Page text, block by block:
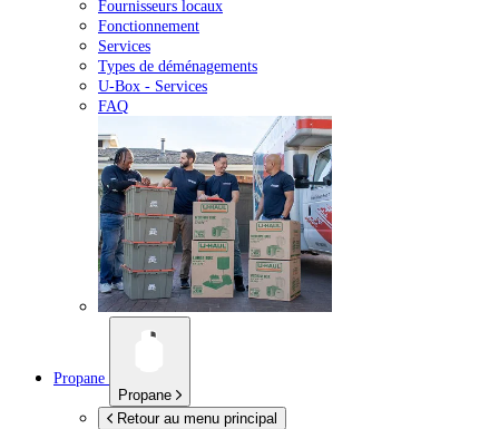
Fournisseurs locaux
Fonctionnement
Services
Types de déménagements
U-Box - Services
FAQ
Propane
Propane
Retour au menu principal